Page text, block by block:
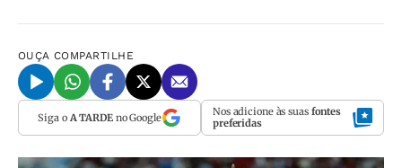
OUÇA COMPARTILHE
Siga o A TARDEno Google Nos adicione às suas fontes
preferidas